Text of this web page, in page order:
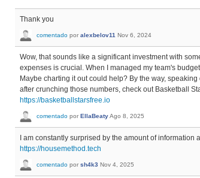
Thank you
comentado por alexbelov11 Nov 6, 2024
Wow, that sounds like a significant investment with
expenses is crucial. When I managed my team's
Maybe charting it out could help? By the way,
after crunching those numbers, check out Basketball
https://basketballstarsfree.io
comentado por EllaBeatyAgo 8, 2025
I am constantly surprised by the amount of information
https://housemethod.tech
comentado por sh4k3 Nov 4, 2025